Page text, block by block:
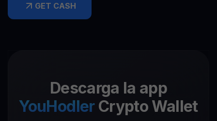
GET CASH
Descarga la app
YouHodler Crypto Wallet